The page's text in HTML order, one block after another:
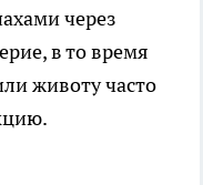
через
в то время
животу часто